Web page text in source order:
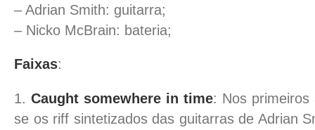
– Adrian Smith: guitarra;
– Nicko McBrain: bateria;
Faixas:
1. Caught somewhere in time: Nos primeiros
se os riff sintetizados das guitarras de Adrian